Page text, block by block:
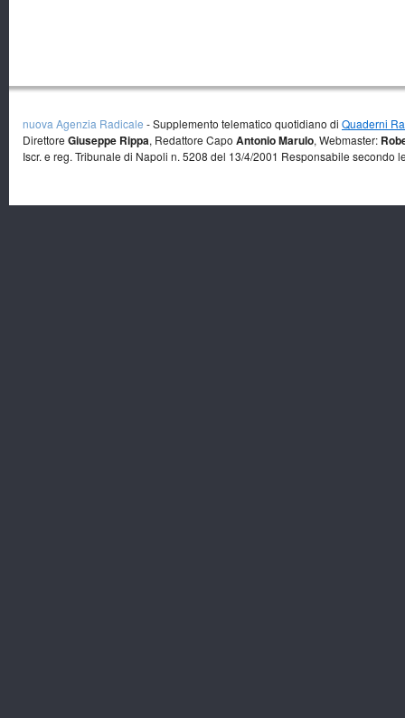
nuova Agenzia Radicale - Supplemento telematico quotidiano di Quaderni
Direttore Giuseppe Rippa, Redattore Capo Antonio Marulo, Webmaster:
Iscr. e reg. Tribunale di Napoli n. 5208 del 13/4/2001 Responsabile secondo